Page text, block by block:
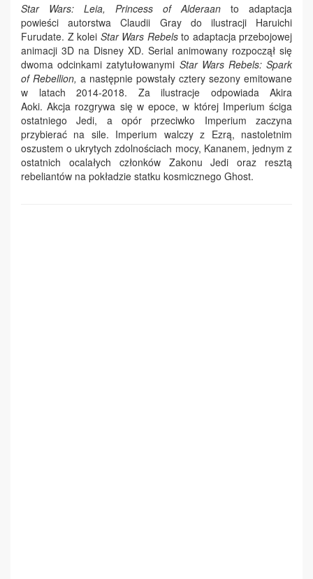
Star Wars: Leia, Princess of Alderaan to adaptacja
powieści autorstwa Claudii Gray do ilustracji Haruichi
Furudate. Z kolei Star Wars Rebelsto adaptacja przebojowej
animacji 3D na Disney XD. Serial animowany rozpoczął się
dwoma odcinkami zatytułowanymi Star Wars Rebels: Spark
of Rebellion, a następnie powstały cztery sezony emitowane
w latach 2014-2018. Za ilustracje odpowiada Akira
Aoki. Akcja rozgrywa się w epoce, w której Imperium ściga
ostatniego Jedi, a opór przeciwko Imperium zaczyna
przybierać na sile. Imperium walczy z Ezrą, nastoletnim
oszustem o ukrytych zdolnościach mocy, Kananem, jednym z
ostatnich ocalałych członków Zakonu Jedi oraz resztą
rebeliantów na pokładzie statku kosmicznego Ghost.